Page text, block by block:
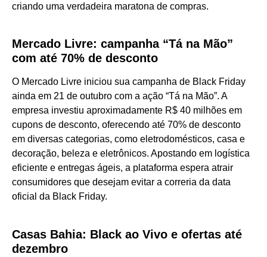
criando uma verdadeira maratona de compras.
Mercado Livre: campanha “Tá na Mão”
com até 70% de desconto
O Mercado Livre iniciou sua campanha de Black Friday
ainda em 21 de outubro com a ação “Tá na Mão”. A
empresa investiu aproximadamente R$ 40 milhões em
cupons de desconto, oferecendo até 70% de desconto
em diversas categorias, como eletrodomésticos, casa e
decoração, beleza e eletrônicos. Apostando em logística
eficiente e entregas ágeis, a plataforma espera atrair
consumidores que desejam evitar a correria da data
oficial da Black Friday.
Casas Bahia: Black ao Vivo e ofertas até
dezembro